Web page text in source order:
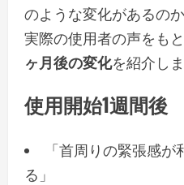
のような変化があるのか
実際の使用者の声をもと
ヶ月後の変化を紹介しま
使用開始1週間後
「首周りの緊張感
る」